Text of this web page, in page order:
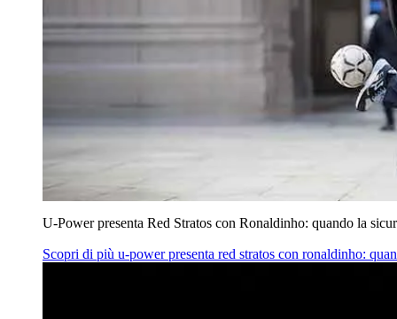
U‑Power presenta Red Stratos con Ronaldinho: quando la
Scopri di più u‑power presenta red stratos con ronaldinho: